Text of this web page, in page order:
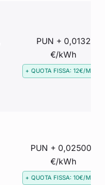
PUN + 0,0132
€/kWh
+ QUOTA FISSA: 12€/MESE
PUN + 0,025003
€/kWh
+ QUOTA FISSA: 10€/MESE